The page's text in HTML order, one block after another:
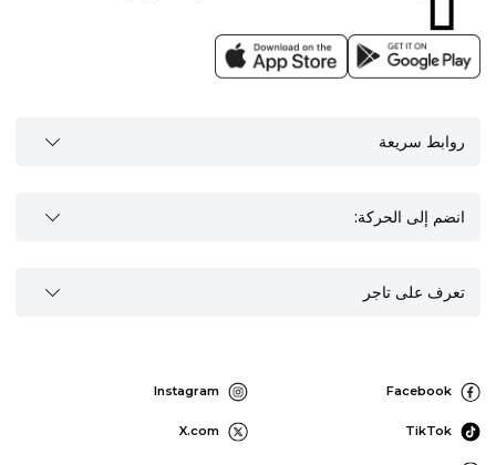
روابط سريعة
انضم إلى الحركة:
تعرف على تاجر
Facebook
Instagram
TikTok
X.com